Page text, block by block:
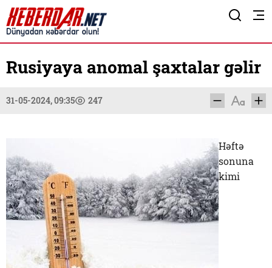
Rusiyaya anomal şaxtalar gəlir
31-05-2024, 09:35 247
Həftə
sonuna
kimi